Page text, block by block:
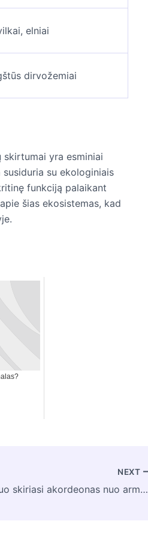
elniai
dirvožemiai
yra esminiai
su ekologiniais
funkciją palaikant
šias ekosistemas, kad
NEXT
Kuo skiriasi akordeonas nuo armonikos?